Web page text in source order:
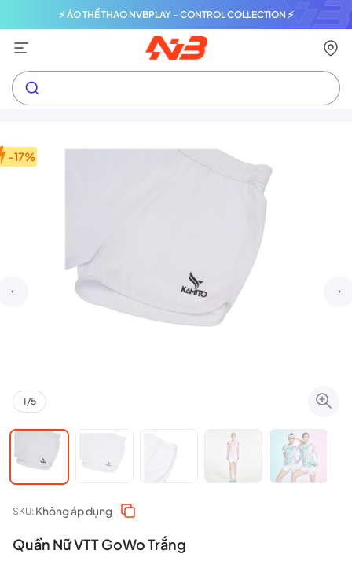
⚡ ÁO THỂ THAO NVBPLAY - CONTROL COLLECTION ⚡
-17%
1/5
SKU: Không áp dụng
Quần Nữ VTT GoWo Trắng